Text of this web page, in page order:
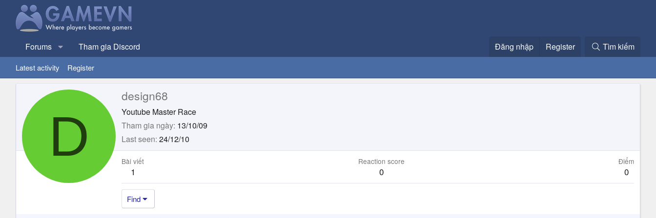
Forums Tham gia Discord Đăng nhập Register Tìm kiếm
Latest activity Register
D
design68
Youtube Master Race
Tham gia ngày 13/10/09
Last seen 24/12/10
Bài viết
1
Reaction score
0
Điểm
0
Find